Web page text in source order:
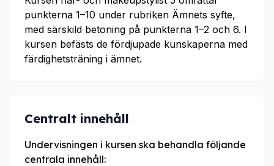
punkterna 1–10 under rubriken Ämnets syfte,
med särskild betoning på punkterna 1–2 och 6. I
kursen befästs de fördjupade kunskaperna med
färdighetsträning i ämnet.
Centralt innehåll
Undervisningen i kursen ska behandla följande
centrala innehåll: